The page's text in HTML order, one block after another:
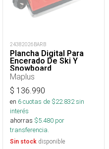
24382026BARB
Plancha Digital Para
Encerado De Ski Y
Snowboard
Maplus
$ 136.990
en 6cuotas de $22.832sin
interés
ahorras $5.480 por
transferencia.
Sin stock disponible